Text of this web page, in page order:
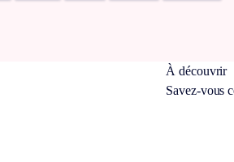
À découvrir
Savez-vous